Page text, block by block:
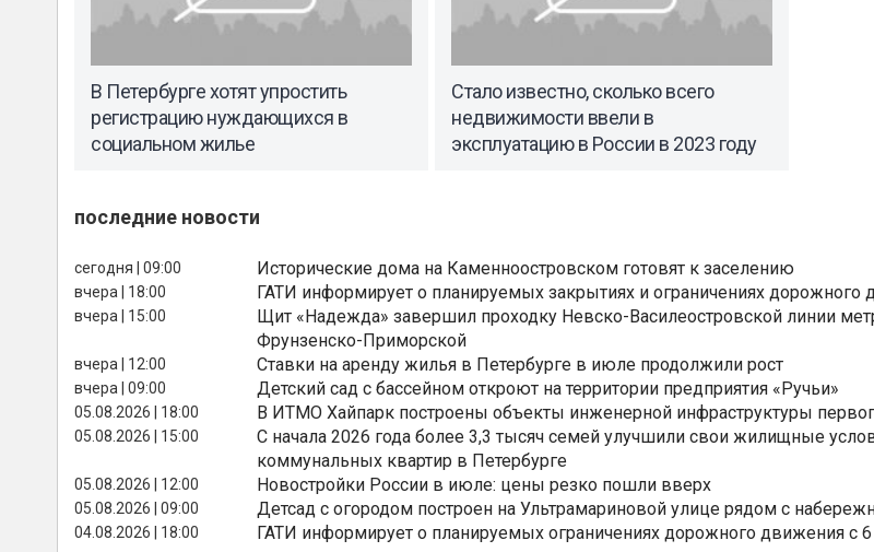
В Петербурге хотят упростить
регистрацию нуждающихся в
социальном жилье
Стало известно, сколько всего
недвижимости ввели в
эксплуатацию в России в 2023 году
последние новости
сегодня | 09:00 Исторические дома на Каменноостровском готовят к заселению
вчера | 18:00 ГАТИ информирует о планируемых закрытиях и ограничениях дорожного
вчера | 15:00
Щит «Надежда» завершил проходку Невско-Василеостровской линии
Фрунзенско-Приморской
вчера | 12:00 Ставки на аренду жилья в Петербурге в июле продолжили рост
вчера | 09:00 Детский сад с бассейном откроют на территории предприятия «Ручьи»
05.08.2026 | 18:00 В ИТМО Хайпарк построены объекты инженерной инфраструктуры
05.08.2026 | 15:00
С начала 2026 года более 3,3 тысяч семей улучшили свои жилищные
коммунальных квартир в Петербурге
05.08.2026 | 12:00 Новостройки России в июле: цены резко пошли вверх
05.08.2026 | 09:00 Детсад с огородом построен на Ультрамариновой улице рядом с
04.08.2026 | 18:00 ГАТИ информирует о планируемых ограничениях дорожного движения с 6